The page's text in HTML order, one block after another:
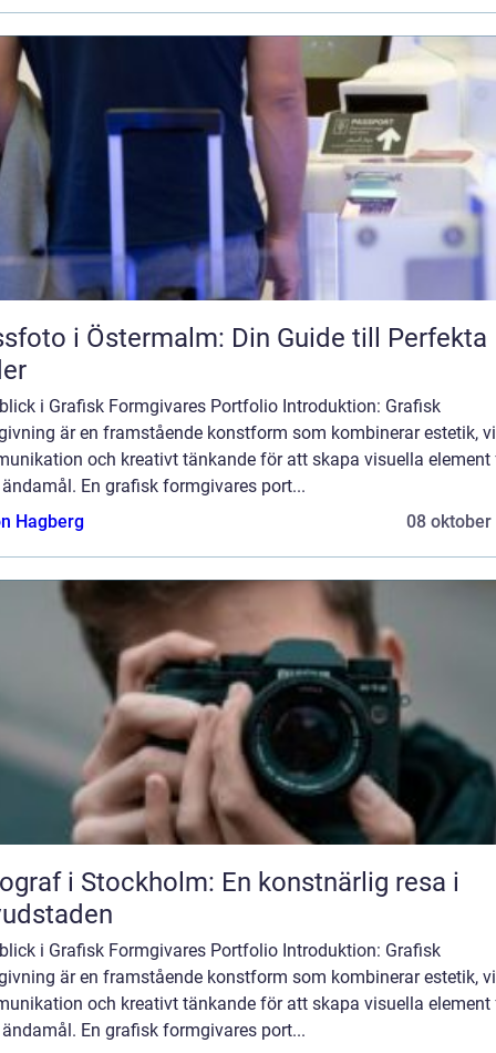
i Östermalm: Din Guide till Perfekta
i Grafisk Formgivares Portfolio Introduktion: Grafisk
är en framstående konstform som kombinerar estetik,
och kreativt tänkande för att skapa visuella element
En grafisk formgivares port...
Hagberg
08 oktober
i Stockholm: En konstnärlig resa i
i Grafisk Formgivares Portfolio Introduktion: Grafisk
är en framstående konstform som kombinerar estetik,
och kreativt tänkande för att skapa visuella element
En grafisk formgivares port...